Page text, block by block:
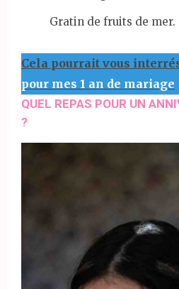
Gratin de fruits de mer.
Cela pourrait vous
pour mes 1 an de mariage
QUEL REPAS POUR UN
?